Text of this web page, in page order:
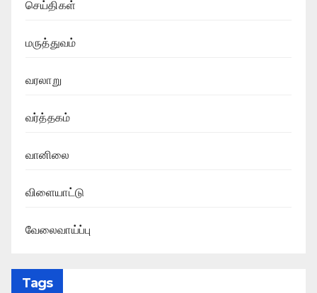
செய்திகள்
மருத்துவம்
வரலாறு
வர்த்தகம்
வானிலை
விளையாட்டு
வேலைவாய்ப்பு
Tags